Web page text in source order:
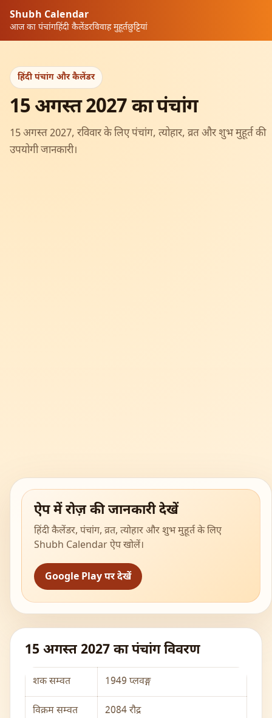
Shubh Calendar
आज का पंचांगहिंदी कैलेंडरविवाह मुहूर्तछुट्टियां
हिंदी पंचांग और कैलेंडर
15 अगस्त 2027 का पंचांग
15 अगस्त 2027, रविवार के लिए पंचांग, त्योहार, व्रत और शुभ मुहूर्त की
उपयोगी जानकारी।
ऐप में रोज़ की जानकारी देखें
हिंदी कैलेंडर, पंचांग, व्रत, त्योहार और शुभ मुहूर्त के लिए
Shubh Calendar ऐप खोलें।
Google Play पर देखें
15 अगस्त 2027 का पंचांग विवरण
शक सम्वत 1949 प्लवङ्ग
विक्रम सम्वत 2084 रौद्र